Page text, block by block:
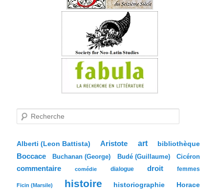
c
e
r
c
e
Alberti (Leon Battista) Aristote art bibliothèque
Boccace Buchanan (George) Budé (Guillaume) Cicéron
commentaire comédie dialogue droit femmes
Ficin (Marsile) histoire historiographie Horace